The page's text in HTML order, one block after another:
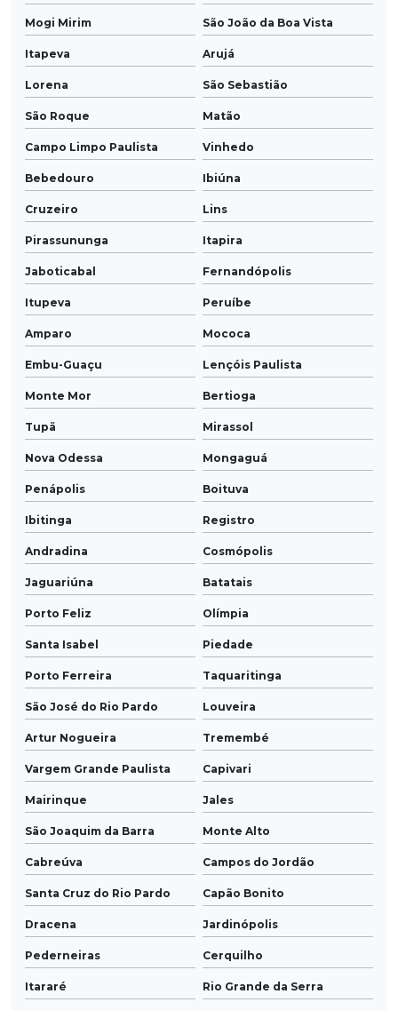
Mogi Mirim São João da Boa Vista
Itapeva Arujá
Lorena São Sebastião
São Roque Matão
Campo Limpo Paulista Vinhedo
Bebedouro Ibiúna
Cruzeiro Lins
Pirassununga Itapira
Jaboticabal Fernandópolis
Itupeva Peruíbe
Amparo Mococa
Embu-Guaçu Lençóis Paulista
Monte Mor Bertioga
Tupã Mirassol
Nova Odessa Mongaguá
Penápolis Boituva
Ibitinga Registro
Andradina Cosmópolis
Jaguariúna Batatais
Porto Feliz Olímpia
Santa Isabel Piedade
Porto Ferreira Taquaritinga
São José do Rio Pardo Louveira
Artur Nogueira Tremembé
Vargem Grande Paulista Capivari
Mairinque Jales
São Joaquim da Barra Monte Alto
Cabreúva Campos do Jordão
Santa Cruz do Rio Pardo Capão Bonito
Dracena Jardinópolis
Pederneiras Cerquilho
Itararé Rio Grande da Serra